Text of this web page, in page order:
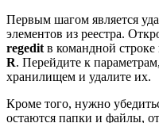
Первым шагом является
элементов из реестра.
regedit в командной
R. Перейдите к
хранилищем и удалите их.
Кроме того, нужно
остаются папки и файлы,